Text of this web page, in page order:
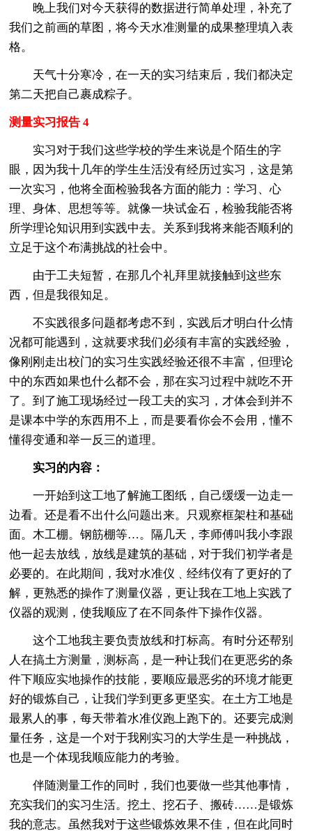
晚上我们对今天获得的数据进行简单处理，补充了
我们之前画的草图，将今天水准测量的成果整理填入表
格。
天气十分寒冷，在一天的实习结束后，我们都决定
第二天把自己裹成粽子。
测量实习报告 4
实习对于我们这些学校的学生来说是个陌生的字
眼，因为我十几年的学生生活没有经历过实习，这是第
一次实习，他将全面检验我各方面的能力：学习、心
理、身体、思想等等。就像一块试金石，检验我能否将
所学理论知识用到实践中去。关系到我将来能否顺利的
立足于这个布满挑战的社会中。
由于工夫短暂，在那几个礼拜里就接触到这些东
西，但是我很知足。
不实践很多问题都考虑不到，实践后才明白什么情
况都可能遇到，这就要求我们必须有丰富的实践经验，
像刚刚走出校门的实习生实践经验还很不丰富，但理论
中的东西如果也什么都不会，那在实习过程中就吃不开
了。到了施工现场经过一段工夫的实习，才体会到并不
是课本中学的东西用不上，而是要看你会不会用，懂不
懂得变通和举一反三的道理。
实习的内容：
一开始到这工地了解施工图纸，自己缓缓一边走一
边看。还是看不出什么问题出来。只观察框架柱和基础
面。木工棚。钢筋棚等…。隔几天，李师傅叫我小李跟
他一起去放线，放线是建筑的基础，对于我们初学者是
必要的。在此期间，我对水准仪﹑经纬仪有了更好的了
解，更熟悉的操作了测量仪器，更让我在工地上实践了
仪器的观测，使我顺应了在不同条件下操作仪器。
这个工地我主要负责放线和打标高。有时分还帮别
人在搞土方测量，测标高，是一种让我们在更恶劣的条
件下顺应实地操作的技能，要顺应最恶劣的环境才能更
好的锻炼自己，让我们学到更多更坚实。在土方工地是
最累人的事，每天带着水准仪跑上跑下的。还要完成测
量任务，这是一个对于我刚实习的大学生是一种挑战，
也是一个体现我顺应能力的考验。
伴随测量工作的同时，我们也要做一些其他事情，
充实我们的实习生活。挖土、挖石子、搬砖……是锻炼
我的意志。虽然我对于这些锻炼效果不佳，但在此同时